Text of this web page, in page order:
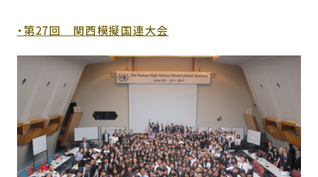
・第27回 関西模擬国連大会